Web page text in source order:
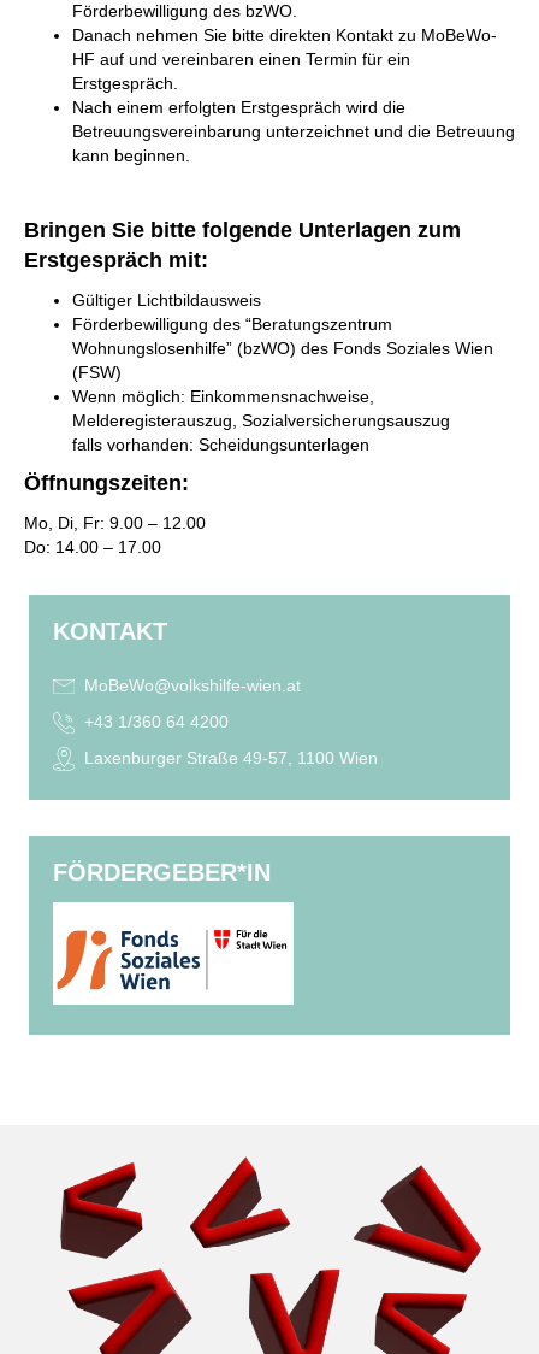
Förderbewilligung des bzWO.
Danach nehmen Sie bitte direkten Kontakt zu MoBeWo-
HF auf und vereinbaren einen Termin für ein
Erstgespräch.
Nach einem erfolgten Erstgespräch wird die
Betreuungsvereinbarung unterzeichnet und die Betreuung
kann beginnen.
Bringen Sie bitte folgende Unterlagen zum
Erstgespräch mit:
Gültiger Lichtbildausweis
Förderbewilligung des “Beratungszentrum
Wohnungslosenhilfe” (bzWO) des Fonds Soziales Wien
(FSW)
Wenn möglich: Einkommensnachweise,
Melderegisterauszug, Sozialversicherungsauszug
falls vorhanden: Scheidungsunterlagen
Öffnungszeiten:
Mo, Di, Fr: 9.00 – 12.00
Do: 14.00 – 17.00
KONTAKT
MoBeWo@volkshilfe-wien.at
+43 1/360 64 4200
Laxenburger Straße 49-57, 1100 Wien
FÖRDERGEBER*IN